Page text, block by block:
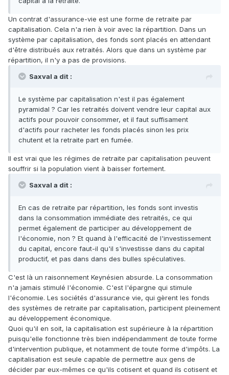
Un contrat d'assurance-vie est une forme de retraite par
capitalisation. Cela n'a rien à voir avec la répartition. Dans un
système par capitalisation, des fonds sont placés en attendant
d'être distribués aux retraités. Alors que dans un système par
répartition, il n'y a pas de provisions.
Saxval a dit :
Le système par capitalisation n'est il pas également
pyramidal ? Car les retraités doivent vendre leur capital aux
actifs pour pouvoir consommer, et il faut suffisament
d'actifs pour racheter les fonds placés sinon les prix
chutent et la retraite part en fumée.
Il est vrai que les régimes de retraite par capitalisation peuvent
souffrir si la population vient à baisser fortement.
Saxval a dit :
En cas de retraite par répartition, les fonds sont investis
dans la consommation immédiate des retraités, ce qui
permet également de participer au développement de
l'économie, non ? Et quand à l'efficacité de l'investissement
du capital, encore faut-il qu'il s'investisse dans du capital
productif, et pas dans dans des bulles spéculatives.
C'est là un raisonnement Keynésien absurde. La consommation
n'a jamais stimulé l'économie. C'est l'épargne qui stimule
l'économie. Les sociétés d'assurance vie, qui gèrent les fonds
des systèmes de retraite par capitalisation, participent pleinement
au développement économique.
Quoi qu'il en soit, la capitalisation est supérieure à la répartition
puisqu'elle fonctionne très bien indépendamment de toute forme
d'intervention publique, et notamment de toute forme d'impôts. La
capitalisation est seule capable de permettre aux gens de
décider par eux-mêmes ce qu'ils cotisent et quand ils cotisent et